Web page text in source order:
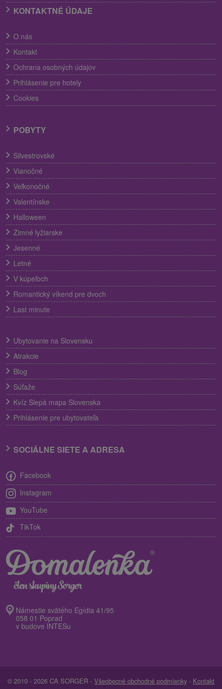
KONTAKTNÉ ÚDAJE
O nás
Kontakt
Ochrana osobných údajov
Prihlásenie pre hotely
Cookies
POBYTY
Silvestrovské
Vianočné
Veľkonočné
Valentínske
Halloween
Zimné lyžiarske
Jesenné
Letné
V kúpeľoch
Romantický víkend pre dvoch
Last minute
Ubytovanie na Slovensku
Atrakcie
Blog
Súťaže
Kvíz Slepá mapa Slovenska
Prihlásenie pre ubytovateľa
SOCIÁLNE SIETE A ADRESA
Facebook
Instagram
YouTube
TikTok
Námestie svätého Egídia 41/95
058 01 Poprad
v budove INTESu
© 2010 - 2026 CA SORGER - Všeobecné obchodné podmienky - Kontakt